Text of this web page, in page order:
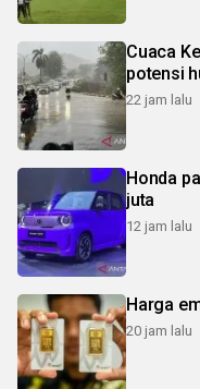
Cuaca
potensi
22 jam lalu
Honda
juta
12 jam lalu
Harga
20 jam lalu